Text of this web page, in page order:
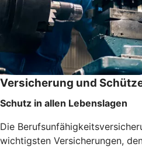
Versicherung und
Schutz in allen Lebenslagen
Die
wichtigsten Versicherungen,